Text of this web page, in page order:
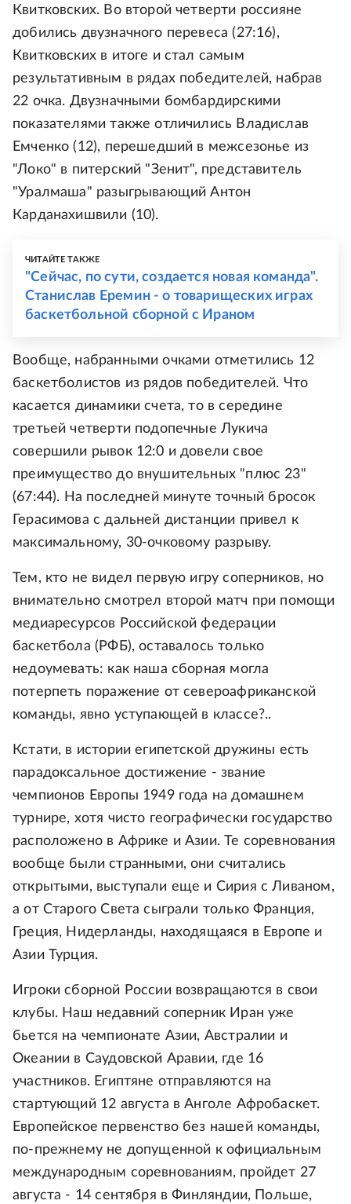
Квитковских. Во второй четверти россияне
добились двузначного перевеса (27:16),
Квитковских в итоге и стал самым
результативным в рядах победителей, набрав
22 очка. Двузначными бомбардирскими
показателями также отличились Владислав
Емченко (12), перешедший в межсезонье из
"Локо" в питерский "Зенит", представитель
"Уралмаша" разыгрывающий Антон
Карданахишвили (10).
ЧИТАЙТЕ ТАКЖЕ
"Сейчас, по сути, создается новая команда".
Станислав Еремин - о товарищеских играх
баскетбольной сборной с Ираном
Вообще, набранными очками отметились 12
баскетболистов из рядов победителей. Что
касается динамики счета, то в середине
третьей четверти подопечные Лукича
совершили рывок 12:0 и довели свое
преимущество до внушительных "плюс 23"
(67:44). На последней минуте точный бросок
Герасимова с дальней дистанции привел к
максимальному, 30-очковому разрыву.
Тем, кто не видел первую игру соперников, но
внимательно смотрел второй матч при помощи
медиаресурсов Российской федерации
баскетбола (РФБ), оставалось только
недоумевать: как наша сборная могла
потерпеть поражение от североафриканской
команды, явно уступающей в классе?..
Кстати, в истории египетской дружины есть
парадоксальное достижение - звание
чемпионов Европы 1949 года на домашнем
турнире, хотя чисто географически государство
расположено в Африке и Азии. Те соревнования
вообще были странными, они считались
открытыми, выступали еще и Сирия с Ливаном,
а от Старого Света сыграли только Франция,
Греция, Нидерланды, находящаяся в Европе и
Азии Турция.
Игроки сборной России возвращаются в свои
клубы. Наш недавний соперник Иран уже
бьется на чемпионате Азии, Австралии и
Океании в Саудовской Аравии, где 16
участников. Египтяне отправляются на
стартующий 12 августа в Анголе Афробаскет.
Европейское первенство без нашей команды,
по-прежнему не допущенной к официальным
международным соревнованиям, пройдет 27
августа - 14 сентября в Финляндии, Польше,